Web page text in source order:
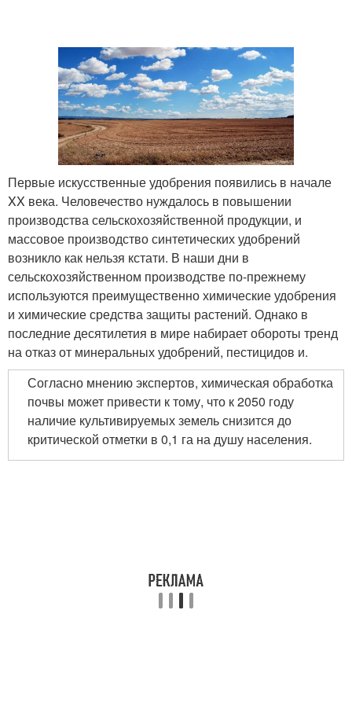
Первые искусственные удобрения появились в начале
XX века. Человечество нуждалось в повышении
производства сельскохозяйственной продукции, и
массовое производство синтетических удобрений
возникло как нельзя кстати. В наши дни в
сельскохозяйственном производстве по-прежнему
используются преимущественно химические удобрения
и химические средства защиты растений. Однако в
последние десятилетия в мире набирает обороты тренд
на отказ от минеральных удобрений, пестицидов и.
Согласно мнению экспертов, химическая обработка
почвы может привести к тому, что к 2050 году
наличие культивируемых земель снизится до
критической отметки в 0,1 га на душу населения.